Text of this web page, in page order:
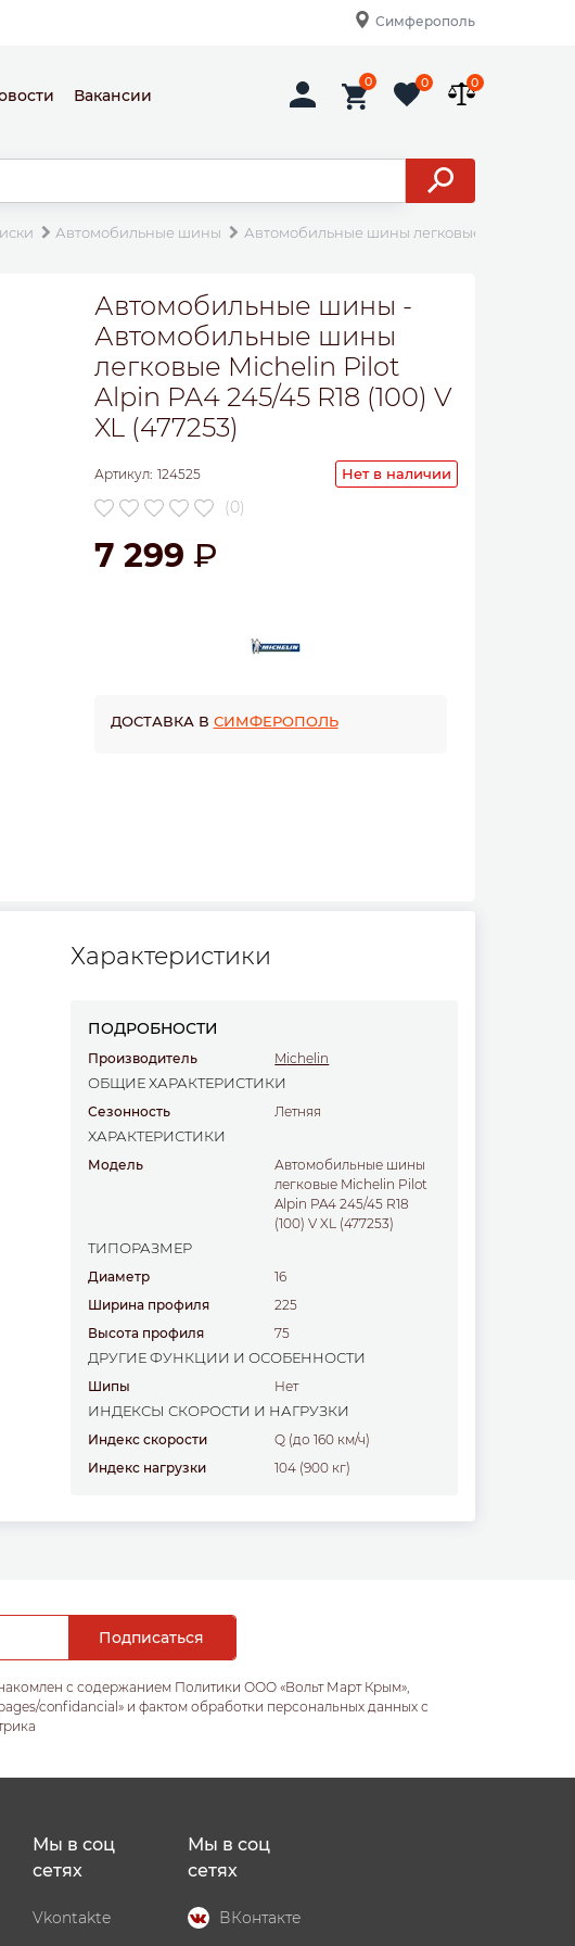
Симферополь
Вакансии
0 0 0
Автомобильные шины Автомобильные шины легковые Michelin Pilot
Автомобильные шины -
Автомобильные шины
легковые Michelin Pilot
Alpin PA4 245/45 R18 (100) V
XL (477253)
Артикул: 124525 Нет в наличии
(0)
7 299
ДОСТАВКА В СИМФЕРОПОЛЬ
Характеристики
ПОДРОБНОСТИ
Производитель Michelin
ОБЩИЕ ХАРАКТЕРИСТИКИ
Сезонность Летняя
ХАРАКТЕРИСТИКИ
Модель
Автомобильные шины
легковые Michelin Pilot
Alpin PA4 245/45 R18
(100) V XL (477253)
ТИПОРАЗМЕР
Диаметр
16
Ширина профиля
225
Высота профиля
75
ДРУГИЕ ФУНКЦИИ И ОСОБЕННОСТИ
Шипы Нет
ИНДЕКСЫ СКОРОСТИ И НАГРУЗКИ
Индекс скорости
Q (до 160 км/ч)
Индекс нагрузки
104 (900 кг)
с содержанием Политики ООО «Вольт Март Крым»,
confidancial» и фактом обработки персональных данных с
Мы в соц
сетях
Vkontakte
Мы в соц
сетях
ВКонтакте